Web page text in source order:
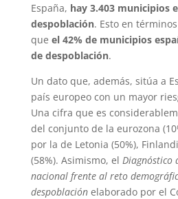
España, hay 3.403 municipios
despoblación. Esto en
que el 42% de municipios
de despoblación.
Un dato que, además, sitúa a
país europeo con un mayor
Una cifra que es
del conjunto de la eurozona
por la de Letonia (50%),
(58%). Asimismo, el Diagnóstico
nacional frente al reto
despoblaciónelaborado por el